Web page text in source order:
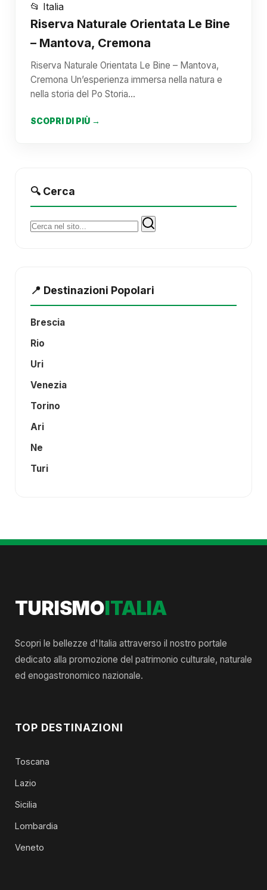
📂 Italia
Riserva Naturale Orientata Le Bine
– Mantova, Cremona
Riserva Naturale Orientata Le Bine – Mantova,
Cremona Un’esperienza immersa nella natura e
nella storia del Po Storia…
SCOPRI DI PIÙ →
🔍 Cerca
Cerca:
📍 Destinazioni Popolari
Brescia
Rio
Uri
Venezia
Torino
Ari
Ne
Turi
TURISMOITALIA
Scopri le bellezze d'Italia attraverso il nostro portale
dedicato alla promozione del patrimonio culturale, naturale
ed enogastronomico nazionale.
TOP DESTINAZIONI
Toscana
Lazio
Sicilia
Lombardia
Veneto